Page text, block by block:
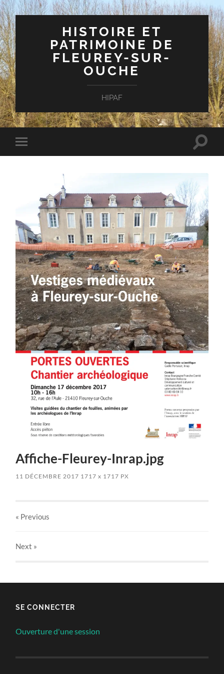
HISTOIRE ET
PATRIMOINE DE
FLEUREY-SUR-
OUCHE
HIPAF
Toggle
mobile
Toggle
Affiche-Fleurey-Inrap.jpg
11 DÉCEMBRE 2017 1717x 1717 PX
« Previous
Next »
SE CONNECTER
Ouverture d'une session